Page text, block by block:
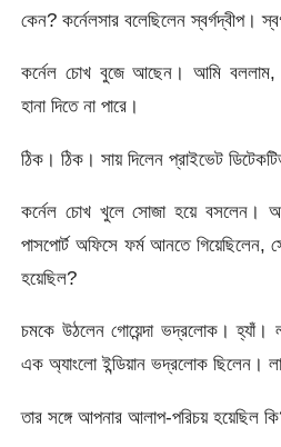
কেন? কর্নেলসার বলেছিলেন স্বর্গদ্বীপ।
কর্নেল চোখ বুজে আছেন। আমি বললাম,
হানা দিতে না পারে।
ঠিক। ঠিক। সায় দিলেন প্রাইভেট
কর্নেল চোখ খুলে সোজা হয়ে বসলেন।
পাসপোর্ট অফিসে ফর্ম আনতে
হয়েছিল?
চমকে উঠলেন গোয়েন্দা ভদ্রলোক।
এক অ্যাংলো ইন্ডিয়ান ভদ্রলোক ছিলেন।
তার সঙ্গে আপনার আলাপ-পরিচয় হয়েছিল